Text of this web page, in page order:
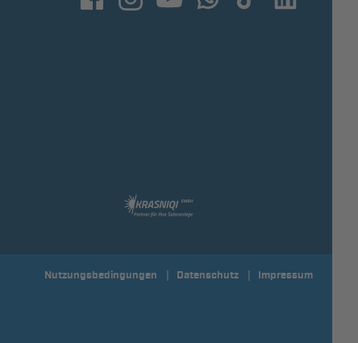
Nutzungsbedingungen Datenschutz Impressum